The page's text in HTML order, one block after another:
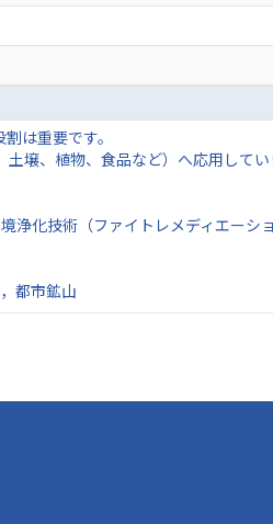
は重要です。
壌、植物、食品など）へ応用して
化技術（ファイトレメディエー
都市鉱山